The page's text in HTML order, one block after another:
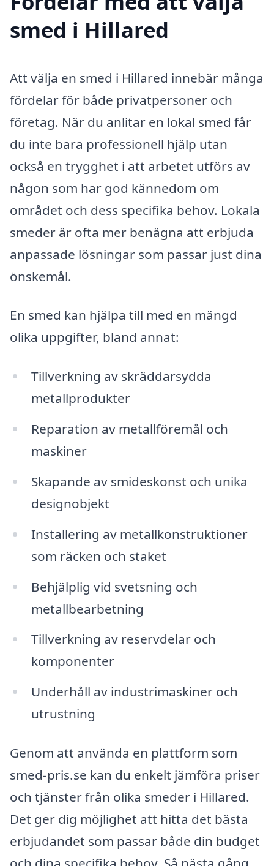
smed i Hillared
Att välja en smed i Hillared innebär många
fördelar för både privatpersoner och
företag. När du anlitar en lokal smed får
du inte bara professionell hjälp utan
också en trygghet i att arbetet utförs av
någon som har god kännedom om
området och dess specifika behov. Lokala
smeder är ofta mer benägna att erbjuda
anpassade lösningar som passar just dina
önskemål.
En smed kan hjälpa till med en mängd
olika uppgifter, bland annat:
Tillverkning av skräddarsydda
metallprodukter
Reparation av metallföremål och
maskiner
Skapande av smideskonst och unika
designobjekt
Installering av metallkonstruktioner
som räcken och staket
Behjälplig vid svetsning och
metallbearbetning
Tillverkning av reservdelar och
komponenter
Underhåll av industrimaskiner och
utrustning
Genom att använda en plattform som
smed-pris.se kan du enkelt jämföra priser
och tjänster från olika smeder i Hillared.
Det ger dig möjlighet att hitta det bästa
erbjudandet som passar både din budget